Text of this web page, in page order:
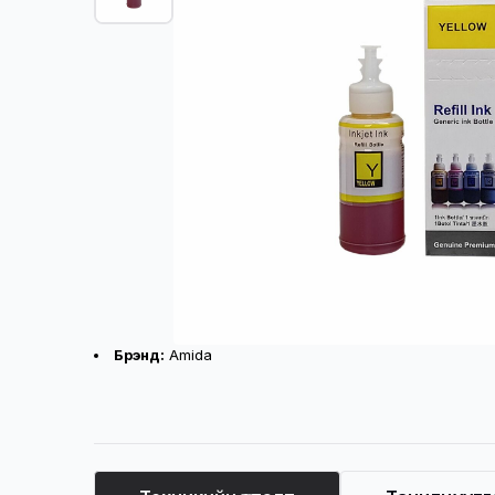
Бүтээгдэхүүний үндсэн үзүүлэлт
Брэнд: Amida